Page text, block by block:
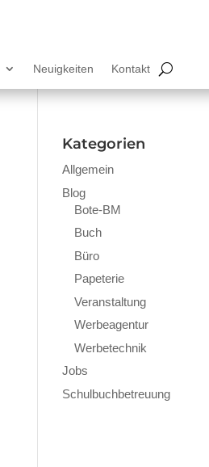
Neuigkeiten Kontakt
Kategorien
Allgemein
Blog
Bote-BM
Buch
Büro
Papeterie
Veranstaltung
Werbeagentur
Werbetechnik
Jobs
Schulbuchbetreuung